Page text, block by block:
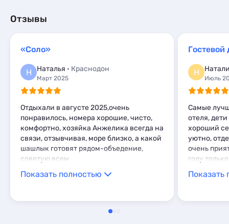
Апартаменты
Квартиры посуточно
Санатории
Комнаты 3
Апартаменты
Мини-отели
Гостиницы и отели
Базы отдыха
Апартаменты 2
Глэмпинги 1
Отзывы
«Соло»
Н Наталья · Краснодон
Март 2025
Отдыхали в августе 2025,очень
понравилось, номера хорошие, чисто,
комфортно, хозяйка Анжелика всегда на
связи, отзывчивая, море близко, а какой
шашлык готовят рядом-объедение,
советую всем
Показать полностью
Н
Июль
Самые
отеля,
хороший
уютно,
очень
году
Показать